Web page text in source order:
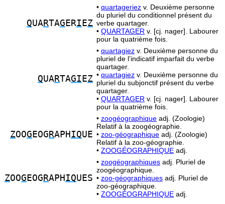
QUARTAG ERI EZ
• quartageriez v. Deuxième personne
du pluriel du conditionnel présent du
verbe quartager.
• QUARTAGER v. [cj. nager]. Labourer
pour la quatrième fois.
QUARTAGI EZ
• quartagiez v. Deuxième personne du
pluriel de l’indicatif imparfait du verbe
quartager.
• quartagiez v. Deuxième personne du
pluriel du subjonctif présent du verbe
quartager.
• QUARTAGER v. [cj. nager]. Labourer
pour la quatrième fois.
ZOOG EOG RAPH IQUE
• zoogéographique adj. (Zoologie)
Relatif à la zoogéographie.
• zoo-géographique adj. (Zoologie)
Relatif à la zoo-géographie.
• ZOOGÉOGRAPHIQUE adj.
ZOOG EOG RAPH IQUES
• zoogéographiques adj. Pluriel de
zoogéographique.
• zoo-géographiques adj. Pluriel de
zoo-géographique.
• ZOOGÉOGRAPHIQUE adj.